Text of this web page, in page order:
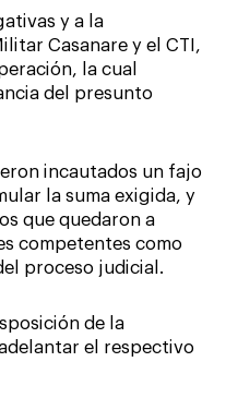
y a la
Casanare y el CTI,
la cual
del presunto
incautados un fajo
la suma exigida, y
que quedaron a
competentes como
proceso judicial.
de la
el respectivo